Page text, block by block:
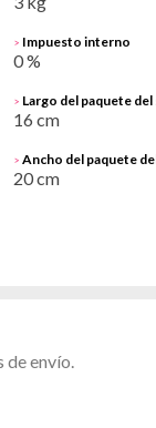
> Impuesto interno
0 %
> Largo del paquete
16 cm
> Ancho del paquete
20 cm
de envío.